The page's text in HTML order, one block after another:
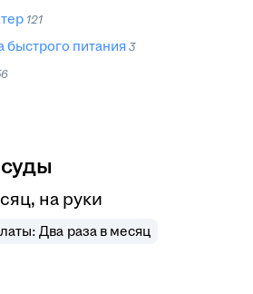
121
быстрого питания 3
на руки
Два раза в месяц